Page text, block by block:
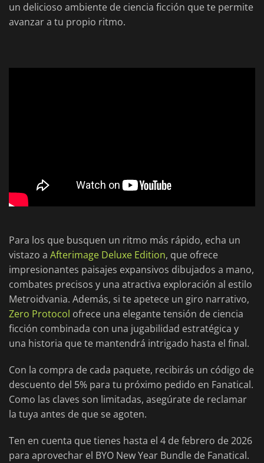
un delicioso ambiente de ciencia ficción que te permite
avanzar a tu propio ritmo.
Para los que busquen un ritmo más rápido, echa un
vistazo a Afterimage Deluxe Edition, que ofrece
impresionantes paisajes expansivos dibujados a mano,
combates precisos y una atractiva exploración al estilo
Metroidvania. Además, si te apetece un giro narrativo,
Zero Protocol ofrece una elegante tensión de ciencia
ficción combinada con una jugabilidad estratégica y
una historia que te mantendrá intrigado hasta el final.
Con la compra de cada paquete, recibirás un código de
descuento del 5% para tu próximo pedido en Fanatical.
Como las claves son limitadas, asegúrate de reclamar
la tuya antes de que se agoten.
Ten en cuenta que tienes hasta el 4 de febrero de 2026
para aprovechar el BYO New Year Bundle de Fanatical.